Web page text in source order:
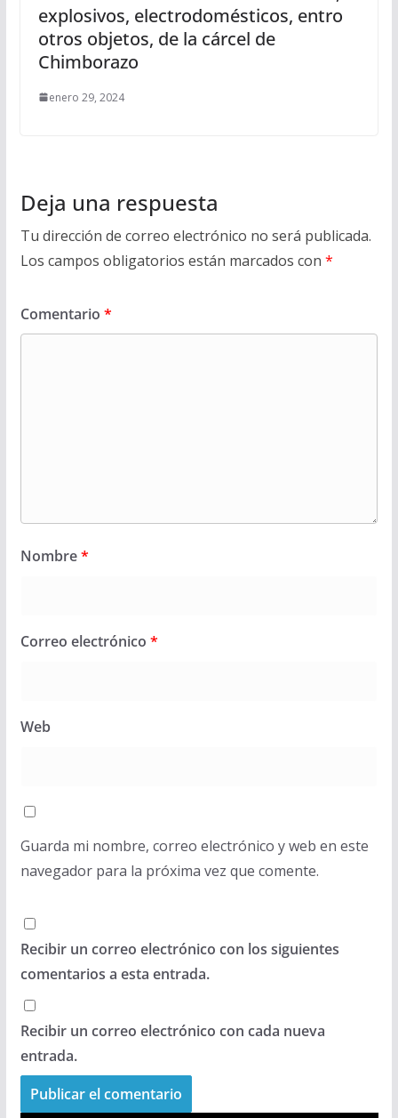
explosivos, electrodomésticos, entro
otros objetos, de la cárcel de
Chimborazo
enero 29, 2024
Deja una respuesta
Tu dirección de correo electrónico no será publicada.
Los campos obligatorios están marcados con *
Comentario *
Nombre*
Correo electrónico *
Web
Guarda mi nombre, correo electrónico y web en este
navegador para la próxima vez que comente.
Recibir un correo electrónico con los siguientes
comentarios a esta entrada.
Recibir un correo electrónico con cada nueva
entrada.